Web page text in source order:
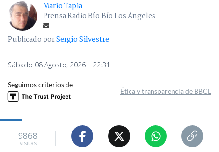
Mario Tapia
Prensa Radio Bío Bío Los Ángeles
Publicado porSergio Silvestre
Sábado 08 Agosto, 2026 | 22:31
Seguimos criterios de
Ética y transparencia de BBCL
9868
visitas